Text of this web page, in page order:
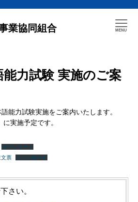
業協同組合
能力試験 実施のご案
能力試験実施をご案内いたします。
実施予定です。
ダウンロード
文票
ダウンロード
さい。